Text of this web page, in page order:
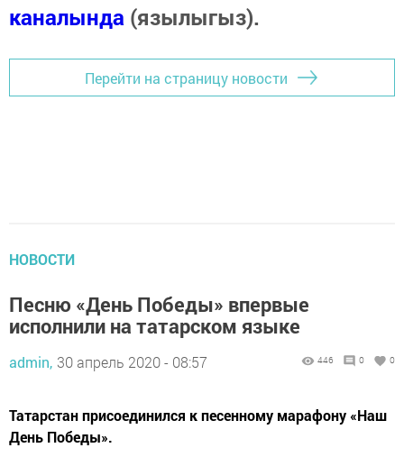
каналында (язылыгыз).
Перейти на страницу новости
НОВОСТИ
Песню «День Победы» впервые
исполнили на татарском языке
admin, 30 апрель 2020 - 08:57 446 0 0
Татарстан присоединился к песенному марафону «Наш
День Победы».